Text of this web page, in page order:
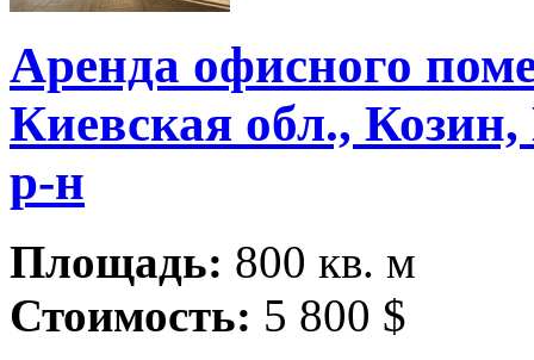
Аренда офисного
Киевская обл.,
р-н
Площадь: 800 кв. м
Стоимость: 5 800 $